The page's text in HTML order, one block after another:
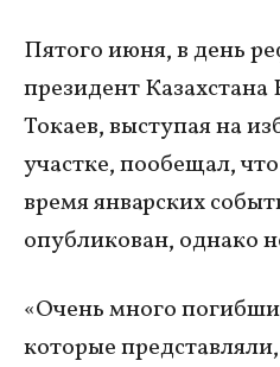
Пятого июня, в день
президент
Токаев, выступая на
участке, пообещал,
время январских
опубликован, однако
«Очень много
которые представляли,